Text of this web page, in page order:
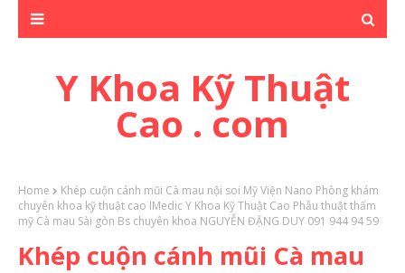
Y Khoa Kỹ Thuật
Cao . com
Home
Khép cuộn cánh mũi Cà mau nội soi Mỹ Viện Nano Phòng khám
chuyên khoa kỹ thuật cao IMedic Y Khoa Kỹ Thuật Cao Phẫu thuật thẩm
mỹ Cà mau Sài gòn Bs chuyên khoa NGUYỄN ĐẶNG DUY 091 944 94 59
Khép cuộn cánh mũi Cà mau